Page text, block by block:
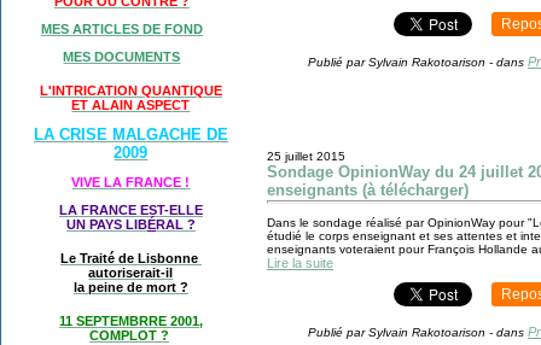
MES ARTICLES DE FOND
MES DOCUMENTS
L'INTRICATION QUANTIQUE
ET ALAIN ASPECT
LA CRISE MALGACHE DE
2009
VIVE LA FRANCE !
LA FRANCE EST-ELLE
UN PAYS LIBÉRAL ?
Le Traité de Lisbonne
autoriserait-il
la peine de mort ?
11 SEPTEMBRRE 2001,
COMPLOT ?
Publié par Sylvain Rakotoarison - dans
25 juillet 2015
Sondage OpinionWay du 24 juillet
enseignants (à télécharger)
Dans le sondage réalisé par OpinionWay pour
étudié le corps enseignant et ses attentes et
enseignants voteraient pour François Hollande
Lire la suite
Publié par Sylvain Rakotoarison - dans